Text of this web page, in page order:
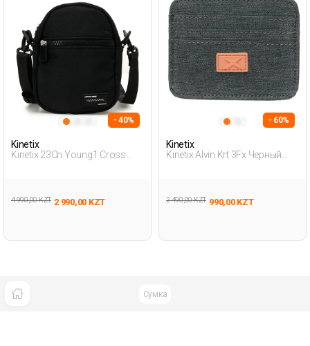
- 40%
Kinetix
Kinetix 23Cn Young1 Cross
4 990,00 KZT 2 990,00 KZT
- 60%
Kinetix
Kinetix Alvin Krt 3Fx Черный
2 490,00 KZT 990,00 KZT
Сумка